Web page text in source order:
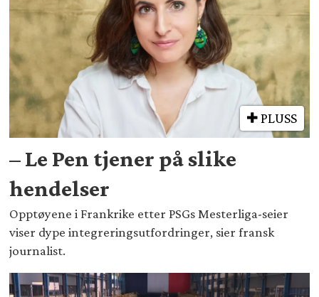
PLUSS
– Le Pen tjener på slike
hendelser
Opptøyene i Frankrike etter PSGs Mesterliga-seier
viser dype integreringsutfordringer, sier fransk
journalist.